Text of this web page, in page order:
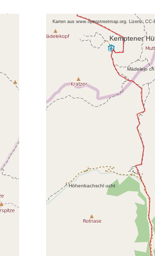
Kemptener
Mädelejo ch
Höhenbachschl ucht
Karten aus www.openstreetmap.org. Lizenz: CC-